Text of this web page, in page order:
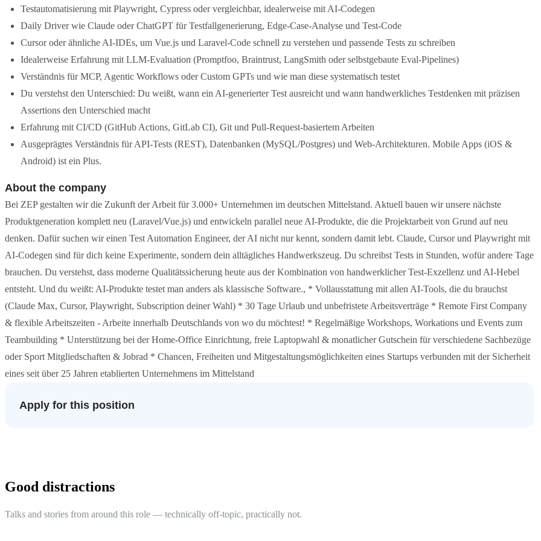
Testautomatisierung mit Playwright, Cypress oder vergleichbar, idealerweise mit AI-Codegen
Daily Driver wie Claude oder ChatGPT für Testfallgenerierung, Edge-Case-Analyse und Test-Code
Cursor oder ähnliche AI-IDEs, um Vue.js und Laravel-Code schnell zu verstehen und passende Tests zu schreiben
Idealerweise Erfahrung mit LLM-Evaluation (Promptfoo, Braintrust, LangSmith oder selbstgebaute Eval-Pipelines)
Verständnis für MCP, Agentic Workflows oder Custom GPTs und wie man diese systematisch testet
Du verstehst den Unterschied: Du weißt, wann ein AI-generierter Test ausreicht und wann handwerkliches Testdenken mit präzisen
Assertions den Unterschied macht
Erfahrung mit CI/CD (GitHub Actions, GitLab CI), Git und Pull-Request-basiertem Arbeiten
Ausgeprägtes Verständnis für API-Tests (REST), Datenbanken (MySQL/Postgres) und Web-Architekturen. Mobile Apps (iOS &
Android) ist ein Plus.
About the company
Bei ZEP gestalten wir die Zukunft der Arbeit für 3.000+ Unternehmen im deutschen Mittelstand. Aktuell bauen wir unsere nächste
Produktgeneration komplett neu (Laravel/Vue.js) und entwickeln parallel neue AI-Produkte, die die Projektarbeit von Grund auf neu
denken. Dafür suchen wir einen Test Automation Engineer, der AI nicht nur kennt, sondern damit lebt. Claude, Cursor und Playwright mit
AI-Codegen sind für dich keine Experimente, sondern dein alltägliches Handwerkszeug. Du schreibst Tests in Stunden, wofür andere Tage
brauchen. Du verstehst, dass moderne Qualitätssicherung heute aus der Kombination von handwerklicher Test-Exzellenz und AI-Hebel
entsteht. Und du weißt: AI-Produkte testet man anders als klassische Software., * Vollausstattung mit allen AI-Tools, die du brauchst
(Claude Max, Cursor, Playwright, Subscription deiner Wahl) * 30 Tage Urlaub und unbefristete Arbeitsverträge * Remote First Company
& flexible Arbeitszeiten - Arbeite innerhalb Deutschlands von wo du möchtest! * Regelmäßige Workshops, Workations und Events zum
Teambuilding * Unterstützung bei der Home-Office Einrichtung, freie Laptopwahl & monatlicher Gutschein für verschiedene Sachbezüge
oder Sport Mitgliedschaften & Jobrad * Chancen, Freiheiten und Mitgestaltungsmöglichkeiten eines Startups verbunden mit der Sicherheit
eines seit über 25 Jahren etablierten Unternehmens im Mittelstand
Apply for this position
Good distractions
Talks and stories from around this role — technically off-topic, practically not.